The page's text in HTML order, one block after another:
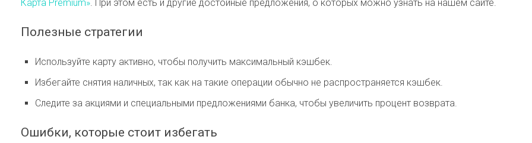
Карта Premium». При этом есть и другие достойные предложения, о которых можно узнать на нашем сайте.
Полезные стратегии
Используйте карту активно, чтобы получить максимальный кэшбек.
Избегайте снятия наличных, так как на такие операции обычно не распространяется кэшбек.
Следите за акциями и специальными предложениями банка, чтобы увеличить процент возврата.
Ошибки, которые стоит избегать